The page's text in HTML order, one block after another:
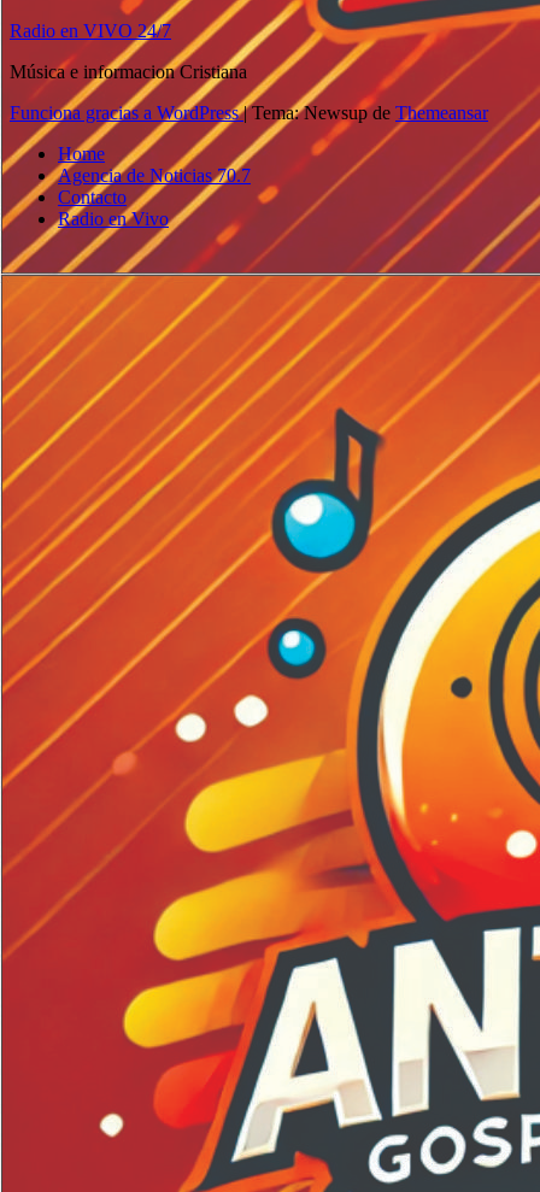
Radio en VIVO 24/7
Música e informacion Cristiana
Funciona gracias a WordPress|Tema: Newsup de Themeansar
Home
Agencia de Noticias 70.7
Contacto
Radio en Vivo